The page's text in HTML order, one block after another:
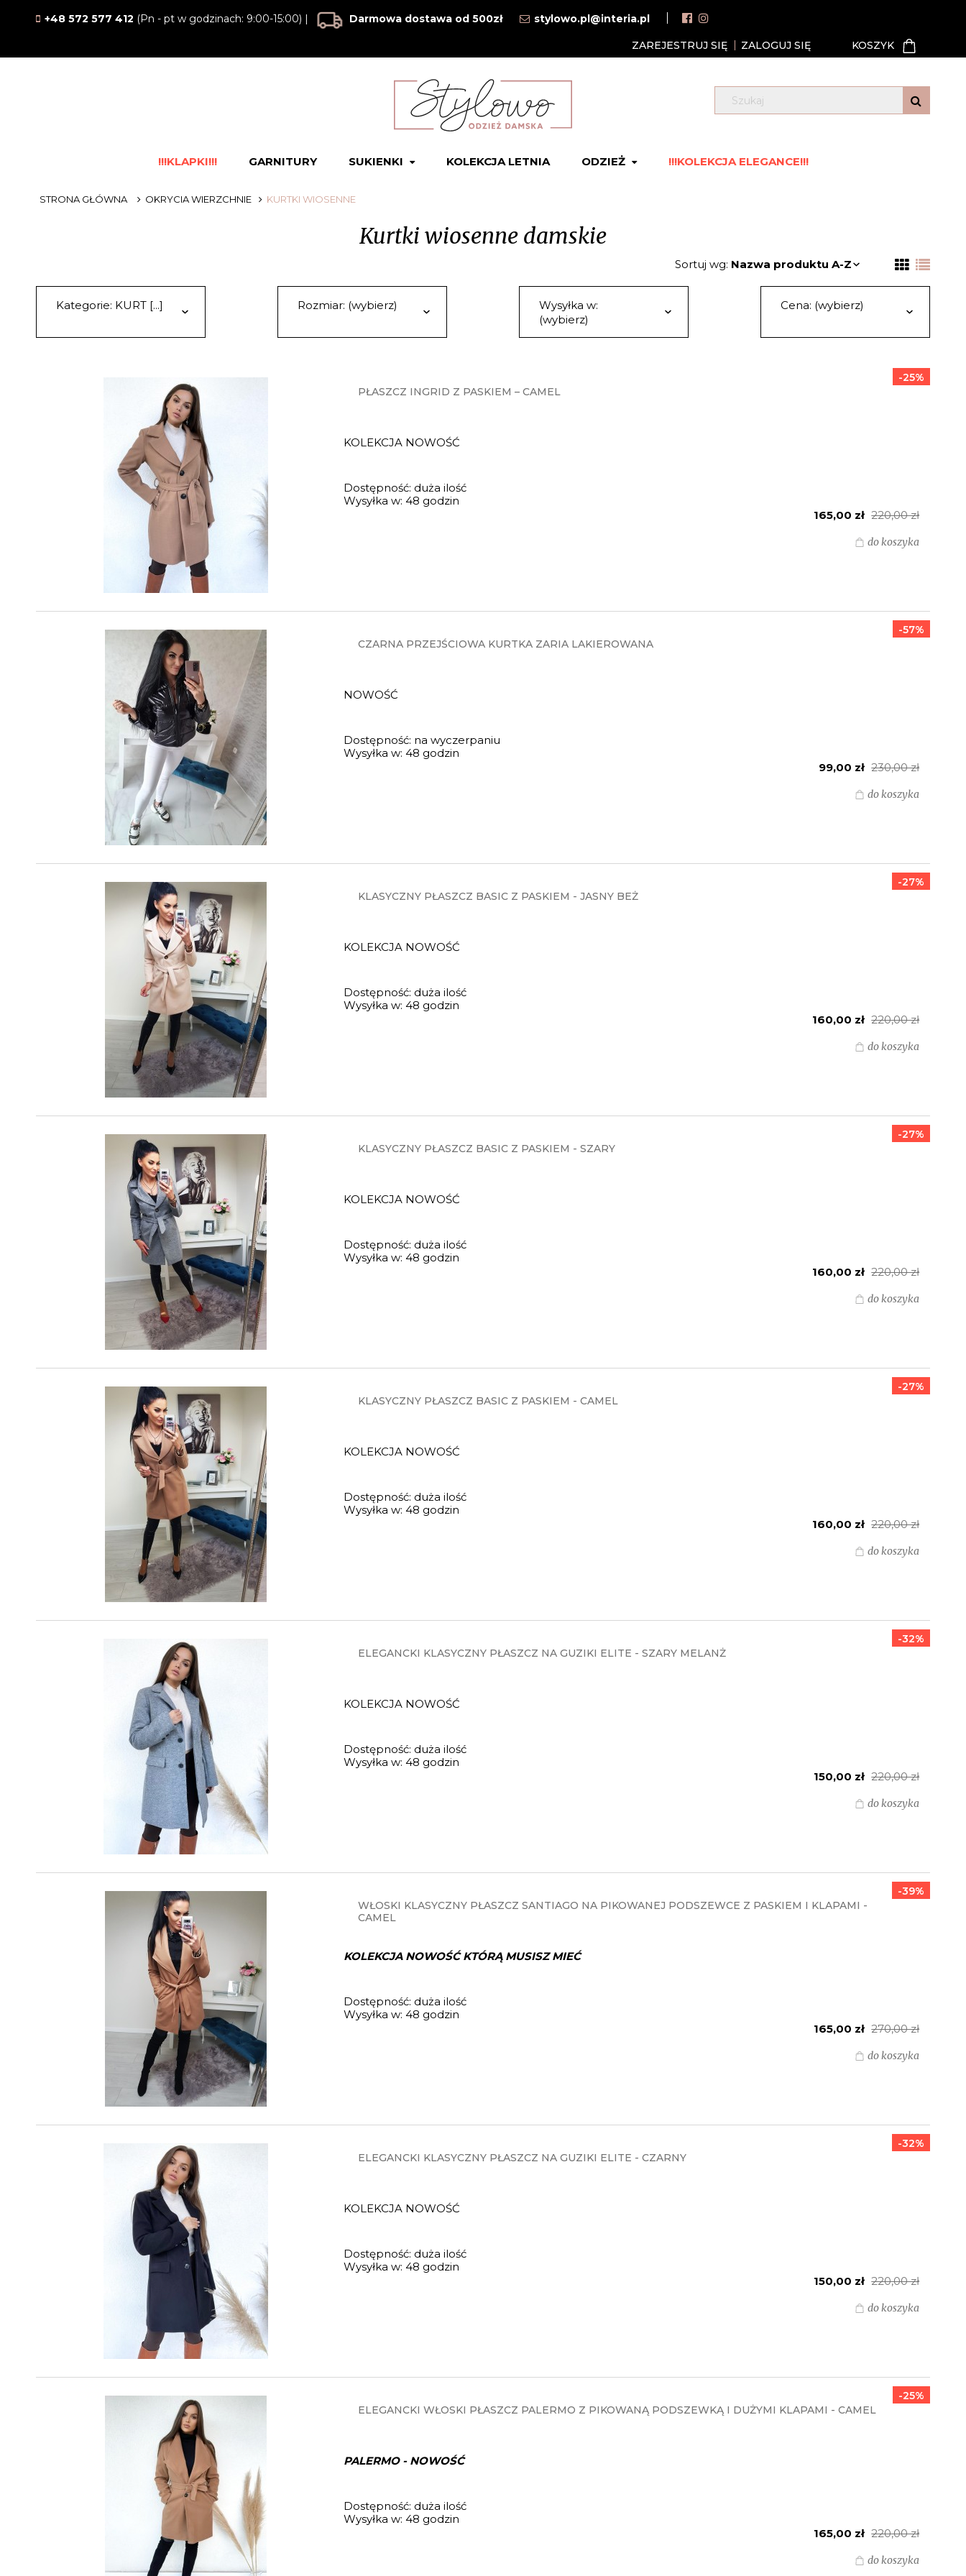
+48 572 577 412 (Pn - pt w godzinach: 9:00-15:00) | Darmowa dostawa od 500zł stylowo.pl@interia.pl
ZAREJESTRUJ SIĘ ZALOGUJ SIĘ
!!!KLAPKI!!! GARNITURY SUKIENKI KOLEKCJA LETNIA ODZIEŻ !!!KOLEKCJA ELEGANCE!!!
STRONA GŁÓWNA OKRYCIA WIERZCHNIE KURTKI WIOSENNE
Kurtki wiosenne damskie
Sortuj wg: Nazwa produktu A-Z
Kategorie: KURT [...] Rozmiar: (wybierz)
Wysyłka w:
(wybierz)
Cena: (wybierz)
PŁASZCZ INGRID Z PASKIEM – CAMEL
KOLEKCJA NOWOŚĆ
Dostępność: duża ilość
Wysyłka w: 48 godzin
165,00 zł 220,00 zł
do koszyka
-25%
CZARNA PRZEJŚCIOWA KURTKA ZARIA LAKIEROWANA
NOWOŚĆ
Dostępność: na wyczerpaniu
Wysyłka w: 48 godzin
99,00 zł 230,00 zł
do koszyka
-57%
KLASYCZNY PŁASZCZ BASIC Z PASKIEM - JASNY BEŻ
KOLEKCJA NOWOŚĆ
Dostępność: duża ilość
Wysyłka w: 48 godzin
160,00 zł 220,00 zł
do koszyka
-27%
KLASYCZNY PŁASZCZ BASIC Z PASKIEM - SZARY
KOLEKCJA NOWOŚĆ
Dostępność: duża ilość
Wysyłka w: 48 godzin
160,00 zł 220,00 zł
do koszyka
-27%
KLASYCZNY PŁASZCZ BASIC Z PASKIEM - CAMEL
KOLEKCJA NOWOŚĆ
Dostępność: duża ilość
Wysyłka w: 48 godzin
160,00 zł 220,00 zł
do koszyka
-27%
ELEGANCKI KLASYCZNY PŁASZCZ NA GUZIKI ELITE - SZARY MELANŻ
KOLEKCJA NOWOŚĆ
Dostępność: duża ilość
Wysyłka w: 48 godzin
150,00 zł 220,00 zł
do koszyka
-32%
WŁOSKI KLASYCZNY PŁASZCZ SANTIAGO NA PIKOWANEJ PODSZEWCE Z PASKIEM I KLAPAMI -
CAMEL
KOLEKCJA NOWOŚĆ KTÓRĄ MUSISZ MIEĆ
Dostępność: duża ilość
Wysyłka w: 48 godzin
165,00 zł 270,00 zł
do koszyka
-39%
ELEGANCKI KLASYCZNY PŁASZCZ NA GUZIKI ELITE - CZARNY
KOLEKCJA NOWOŚĆ
Dostępność: duża ilość
Wysyłka w: 48 godzin
150,00 zł 220,00 zł
do koszyka
-32%
ELEGANCKI WŁOSKI PŁASZCZ PALERMO Z PIKOWANĄ PODSZEWKĄ I DUŻYMI KLAPAMI - CAMEL
PALERMO - NOWOŚĆ
Dostępność: duża ilość
Wysyłka w: 48 godzin
165,00 zł 220,00 zł
do koszyka
-25%